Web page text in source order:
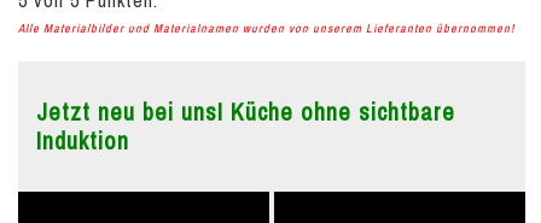
Alle Materialbilder und Materialnamen wurden von unserem Lieferanten übernommen!
Jetzt neu bei uns! Küche ohne sichtbare
Induktion